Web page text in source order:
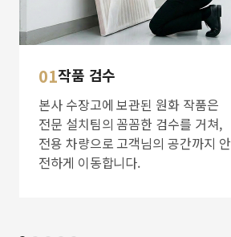
01작품 검수
본사 수장고에 보관된 원화 작품은
전문 설치팀의 꼼꼼한 검수를 거쳐,
전용 차량으로 고객님의 공간까지 안
전하게 이동합니다.